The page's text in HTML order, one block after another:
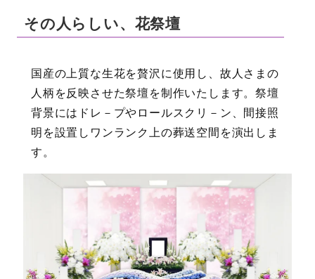
その人らしい、花祭壇
国産の上質な生花を贅沢に使用し、故人さまの
人柄を反映させた祭壇を制作いたします。祭壇
背景にはドレ－プやロールスクリ－ン、間接照
明を設置しワンランク上の葬送空間を演出しま
す。